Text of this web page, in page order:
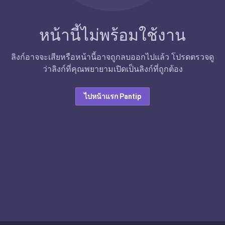
หน้านี้ไม่พร้อมใช้งาน
ลิงก์อาจจะเสียหรือหน้านี้อาจถูกลบออกไปแล้ว โปรดตรวจดู
ว่าลิงก์ที่คุณพยายามเปิดเป็นลิงก์ที่ถูกต้อง
ไปหน้าแรก Pantip